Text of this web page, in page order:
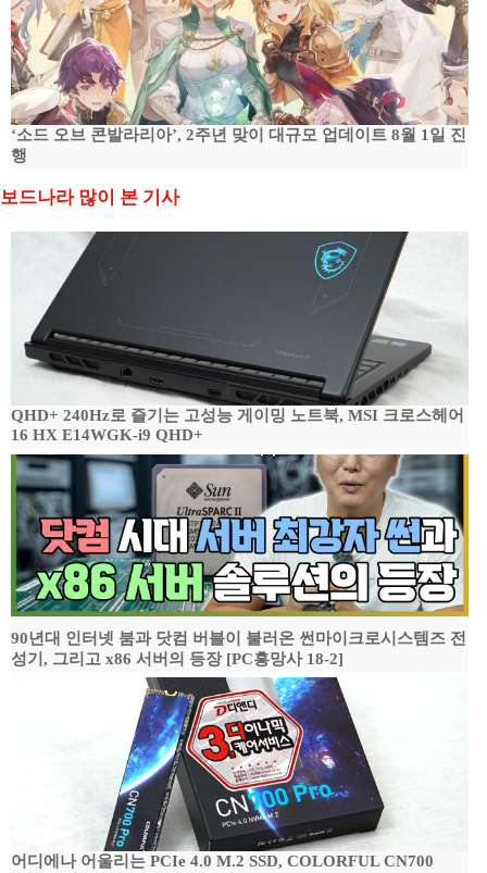
‘소드 오브 콘발라리아’, 2주년 맞이 대규모 업데이트 8월 1일 진
행
보드나라 많이 본 기사
QHD+ 240Hz로 즐기는 고성능 게이밍 노트북, MSI 크로스헤어
16 HX E14WGK-i9 QHD+
90년대 인터넷 붐과 닷컴 버블이 불러온 썬마이크로시스템즈 전
성기, 그리고 x86 서버의 등장 [PC흥망사 18-2]
어디에나 어울리는 PCIe 4.0 M.2 SSD, COLORFUL CN700